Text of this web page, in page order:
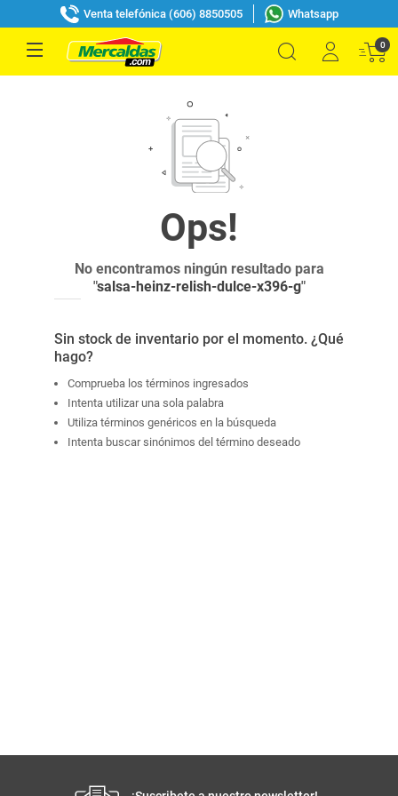
Venta telefónica (606) 8850505 Whatsapp
0
No encontramos ningún resultado para
"salsa-heinz-relish-dulce-x396-g"
Sin stock de inventario por el momento. ¿Qué
hago?
Comprueba los términos ingresados
Intenta utilizar una sola palabra
Utiliza términos genéricos en la búsqueda
Intenta buscar sinónimos del término deseado